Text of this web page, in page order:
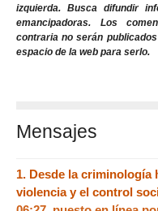
izquierda. Busca difundir
emancipadoras. Los
contraria no serán
espacio de la web para serlo.
Mensajes
1. Desde la criminología
violencia y el control